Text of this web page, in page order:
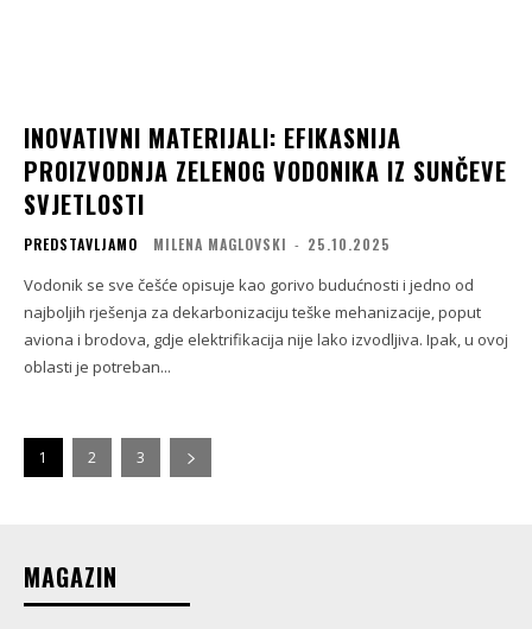
INOVATIVNI MATERIJALI: EFIKASNIJA
PROIZVODNJA ZELENOG VODONIKA IZ SUNČEVE
SVJETLOSTI
PREDSTAVLJAMO MILENA MAGLOVSKI - 25.10.2025
Vodonik se sve češće opisuje kao gorivo budućnosti i jedno od
najboljih rješenja za dekarbonizaciju teške mehanizacije, poput
aviona i brodova, gdje elektrifikacija nije lako izvodljiva. Ipak, u ovoj
oblasti je potreban...
1 2 3
MAGAZIN